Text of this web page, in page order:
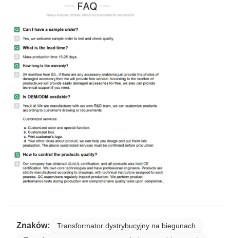
Znaków:
Transformator dystrybucyjny na biegunach